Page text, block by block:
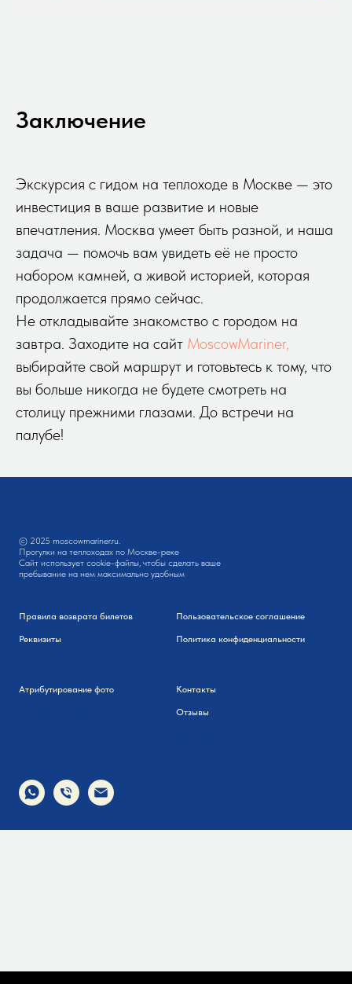
Заключение
Экскурсия с гидом на теплоходе в Москве — это
инвестиция в ваше развитие и новые
впечатления. Москва умеет быть разной, и наша
задача — помочь вам увидеть её не просто
набором камней, а живой историей, которая
продолжается прямо сейчас.
Не откладывайте знакомство с городом на
завтра. Заходите на сайт MoscowMariner,
выбирайте свой маршрут и готовьтесь к тому, что
вы больше никогда не будете смотреть на
столицу прежними глазами. До встречи на
палубе!
© 2025 moscowmariner.ru.
Прогулки на теплоходах по Москве-реке
Сайт использует cookie-файлы, чтобы сделать ваше
пребывание на нем максимально удобным
Правила возврата билетов
Реквизиты
Пользовательское соглашение
Политика конфиденциальности
Атрибутирование фото Контакты
Отзывы